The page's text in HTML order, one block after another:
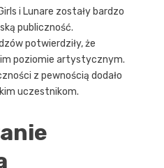
i Lunare zostały bardzo
publiczność.
potwierdziły, że
poziomie artystycznym.
z pewnością dodało
uczestnikom.